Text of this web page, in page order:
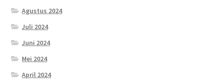
Agustus 2024
Juli 2024
Juni 2024
Mei 2024
April 2024